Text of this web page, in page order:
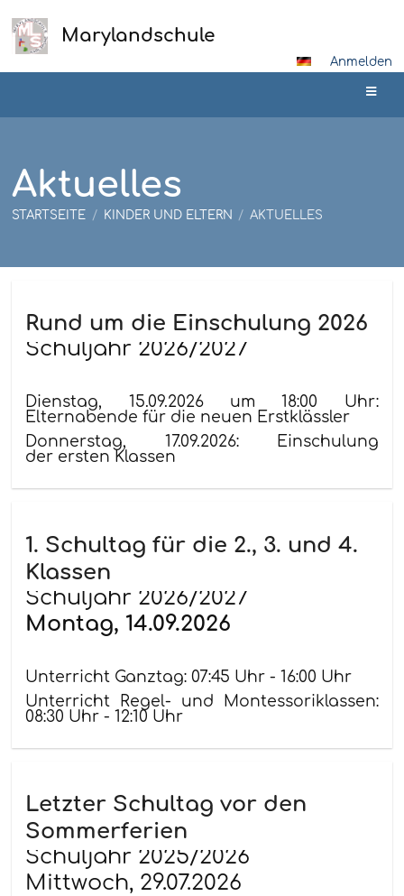
Marylandschule
Anmelden
Aktuelles
STARTSEITE / KINDER UND ELTERN / AKTUELLES
Rund um die Einschulung 2026
Schuljahr 2026/2027
Dienstag, 15.09.2026 um 18:00 Uhr:
Elternabende für die neuen Erstklässler
Donnerstag, 17.09.2026: Einschulung
der ersten Klassen
1. Schultag für die 2., 3. und 4.
Klassen
Schuljahr 2026/2027
Montag, 14.09.2026
Unterricht Ganztag: 07:45 Uhr - 16:00 Uhr
Unterricht Regel- und Montessoriklassen:
08:30 Uhr - 12:10 Uhr
Letzter Schultag vor den
Sommerferien
Schuljahr 2025/2026
Mittwoch, 29.07.2026